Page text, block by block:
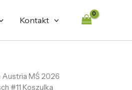
Kontakt
Austria MŚ 2026
#11 Koszulka